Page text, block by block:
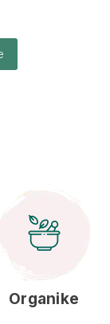
Organike